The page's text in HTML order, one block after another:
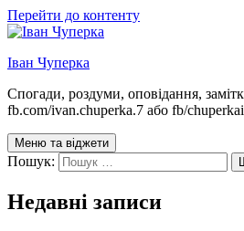
Перейти до контенту
Іван Чуперка
Спогади, роздуми, оповідання,
fb.com/ivan.chuperka.7 або fb/
Меню та віджети
Пошук:
Недавні записи